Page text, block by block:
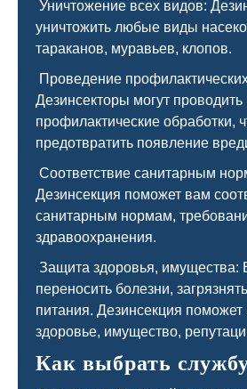
Уничтожение всех видов:
уничтожить любые виды
тараканов, муравьев, клопов.
Проведение
Дезинсекторы могут проводить
профилактические обработки,
предотвратить появление
Соответствие санитарным
Дезинсекция поможет вам
санитарным нормам,
здравоохранения.
Защита здоровья, имущества:
переносить болезни,
питания. Дезинсекция
здоровье, имущество,
Как выбрать